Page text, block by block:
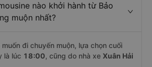
nào khởi hành từ Bảo
muộn nhất?
muốn đi chuyến muộn, lựa chọn cuối
là lúc 18:00, cũng do nhà xe Xuân Hải